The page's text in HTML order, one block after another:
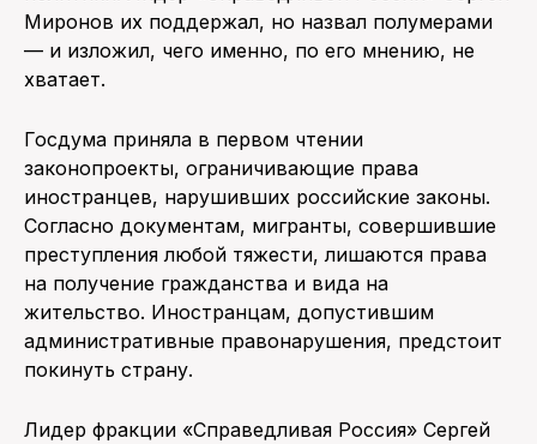
Миронов их поддержал, но назвал полумерами
— и изложил, чего именно, по его мнению, не
хватает.
Госдума приняла в первом чтении
законопроекты, ограничивающие права
иностранцев, нарушивших российские законы.
Согласно документам, мигранты, совершившие
преступления любой тяжести, лишаются права
на получение гражданства и вида на
жительство. Иностранцам, допустившим
административные правонарушения, предстоит
покинуть страну.
Лидер фракции «Справедливая Россия» Сергей